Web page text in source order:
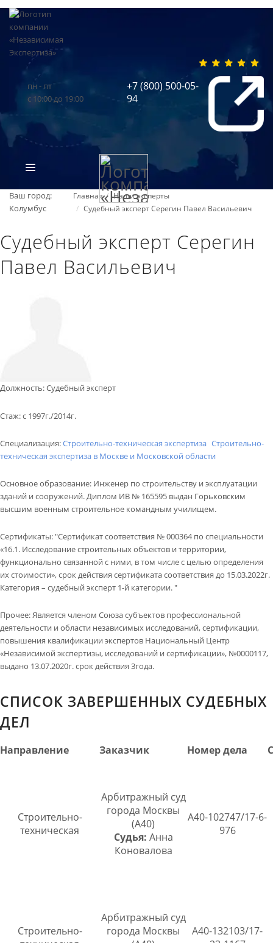
пн - пт
с 10:00 до 19:00
+7 (800) 500-05-
94
Ваш город:
Колумбус
Обратный звонок
Главная
Наши эксперты
Судебный эксперт Серегин Павел Васильевич
Судебный эксперт Серегин
Павел Васильевич
Должность:Судебный эксперт
Стаж:с 1997г./2014г.
Специализация:Строительно-техническая экспертиза Строительно-
техническая экспертиза в Москве и Московской области
Основное образование: Инженер по строительству и эксплуатации
зданий и сооружений. Диплом ИВ № 165595 выдан Горьковским
высшим военным строительное командным училищем.
Сертификаты: "Сертификат соответствия № 000364 по специальности
«16.1. Исследование строительных объектов и территории,
функционально связанной с ними, в том числе с целью определения
их стоимости», срок действия сертификата соответствия до 15.03.2022г.
Категория – судебный эксперт 1-й категории. "
Прочее:Является членом Союза субъектов профессиональной
деятельности и области независимых исследований, сертификации,
повышения квалификации экспертов Национальный Центр
«Независимой экспертизы, исследований и сертификации», №0000117,
выдано 13.07.2020г. срок действия 3года.
СПИСОК ЗАВЕРШЕННЫХ СУДЕБНЫХ
ДЕЛ
Направление Заказчик Номер дела
Строительно-
техническая
Арбитражный суд
города Москвы
(А40)
Судья: Анна
Коновалова
А40-102747/17-6-
976
Строительно-
Арбитражный суд
города Москвы
А40-132103/17-